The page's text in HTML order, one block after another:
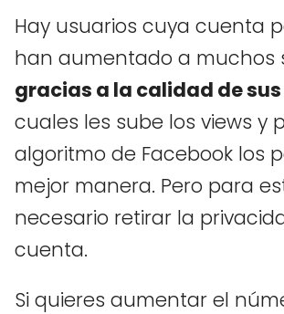
Hay usuarios cuya cuenta
han aumentado a muchos
gracias a la calidad de
cuales les sube los views y
algoritmo de Facebook los
mejor manera. Pero para
necesario retirar la
cuenta.
Si quieres aumentar el